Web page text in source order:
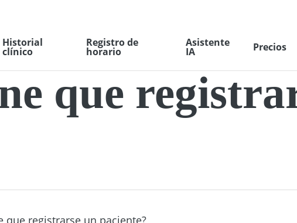
Historial
clínico
Registro de
horario
Asistente
IA Precios
que
que registrarse un paciente?